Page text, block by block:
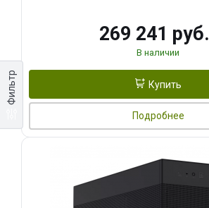
Фильтр
269 241 руб.
В наличии
Купить
Подробнее